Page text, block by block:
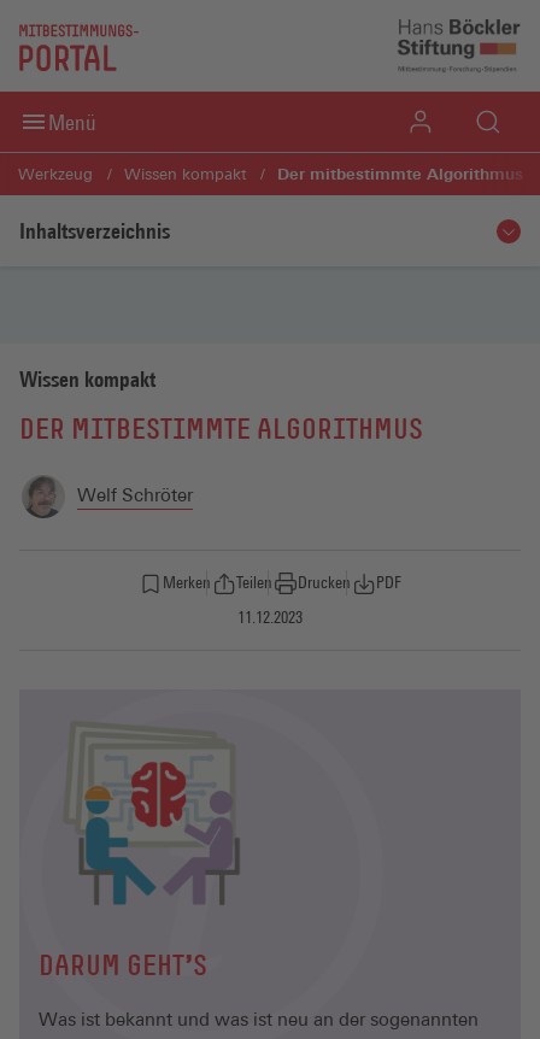
Direkt zum Inhaltsbereich
Direkt zum Fußbereich
Menü
Werkzeug Wissen kompakt Der mitbestimmte Algorithmus
Inhaltsverzeichnis
Wissen kompakt
DER MITBESTIMMTE ALGORITHMUS
Welf Schröter
Merken Teilen Drucken
PDF
11.12.2023
DARUM GEHT'S
Was ist bekannt und was ist neu an der sogenannten